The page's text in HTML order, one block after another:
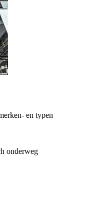
en typen
onderweg